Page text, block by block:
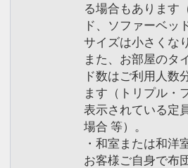
17312300る場合もあります
ド、ソファーベッ
サイズは小さくな
また、お部屋のタ
ド数はご利用人数
ます（トリプル・
表示されている定
場合 等）。
・和室または和洋
お客様ご自身で布